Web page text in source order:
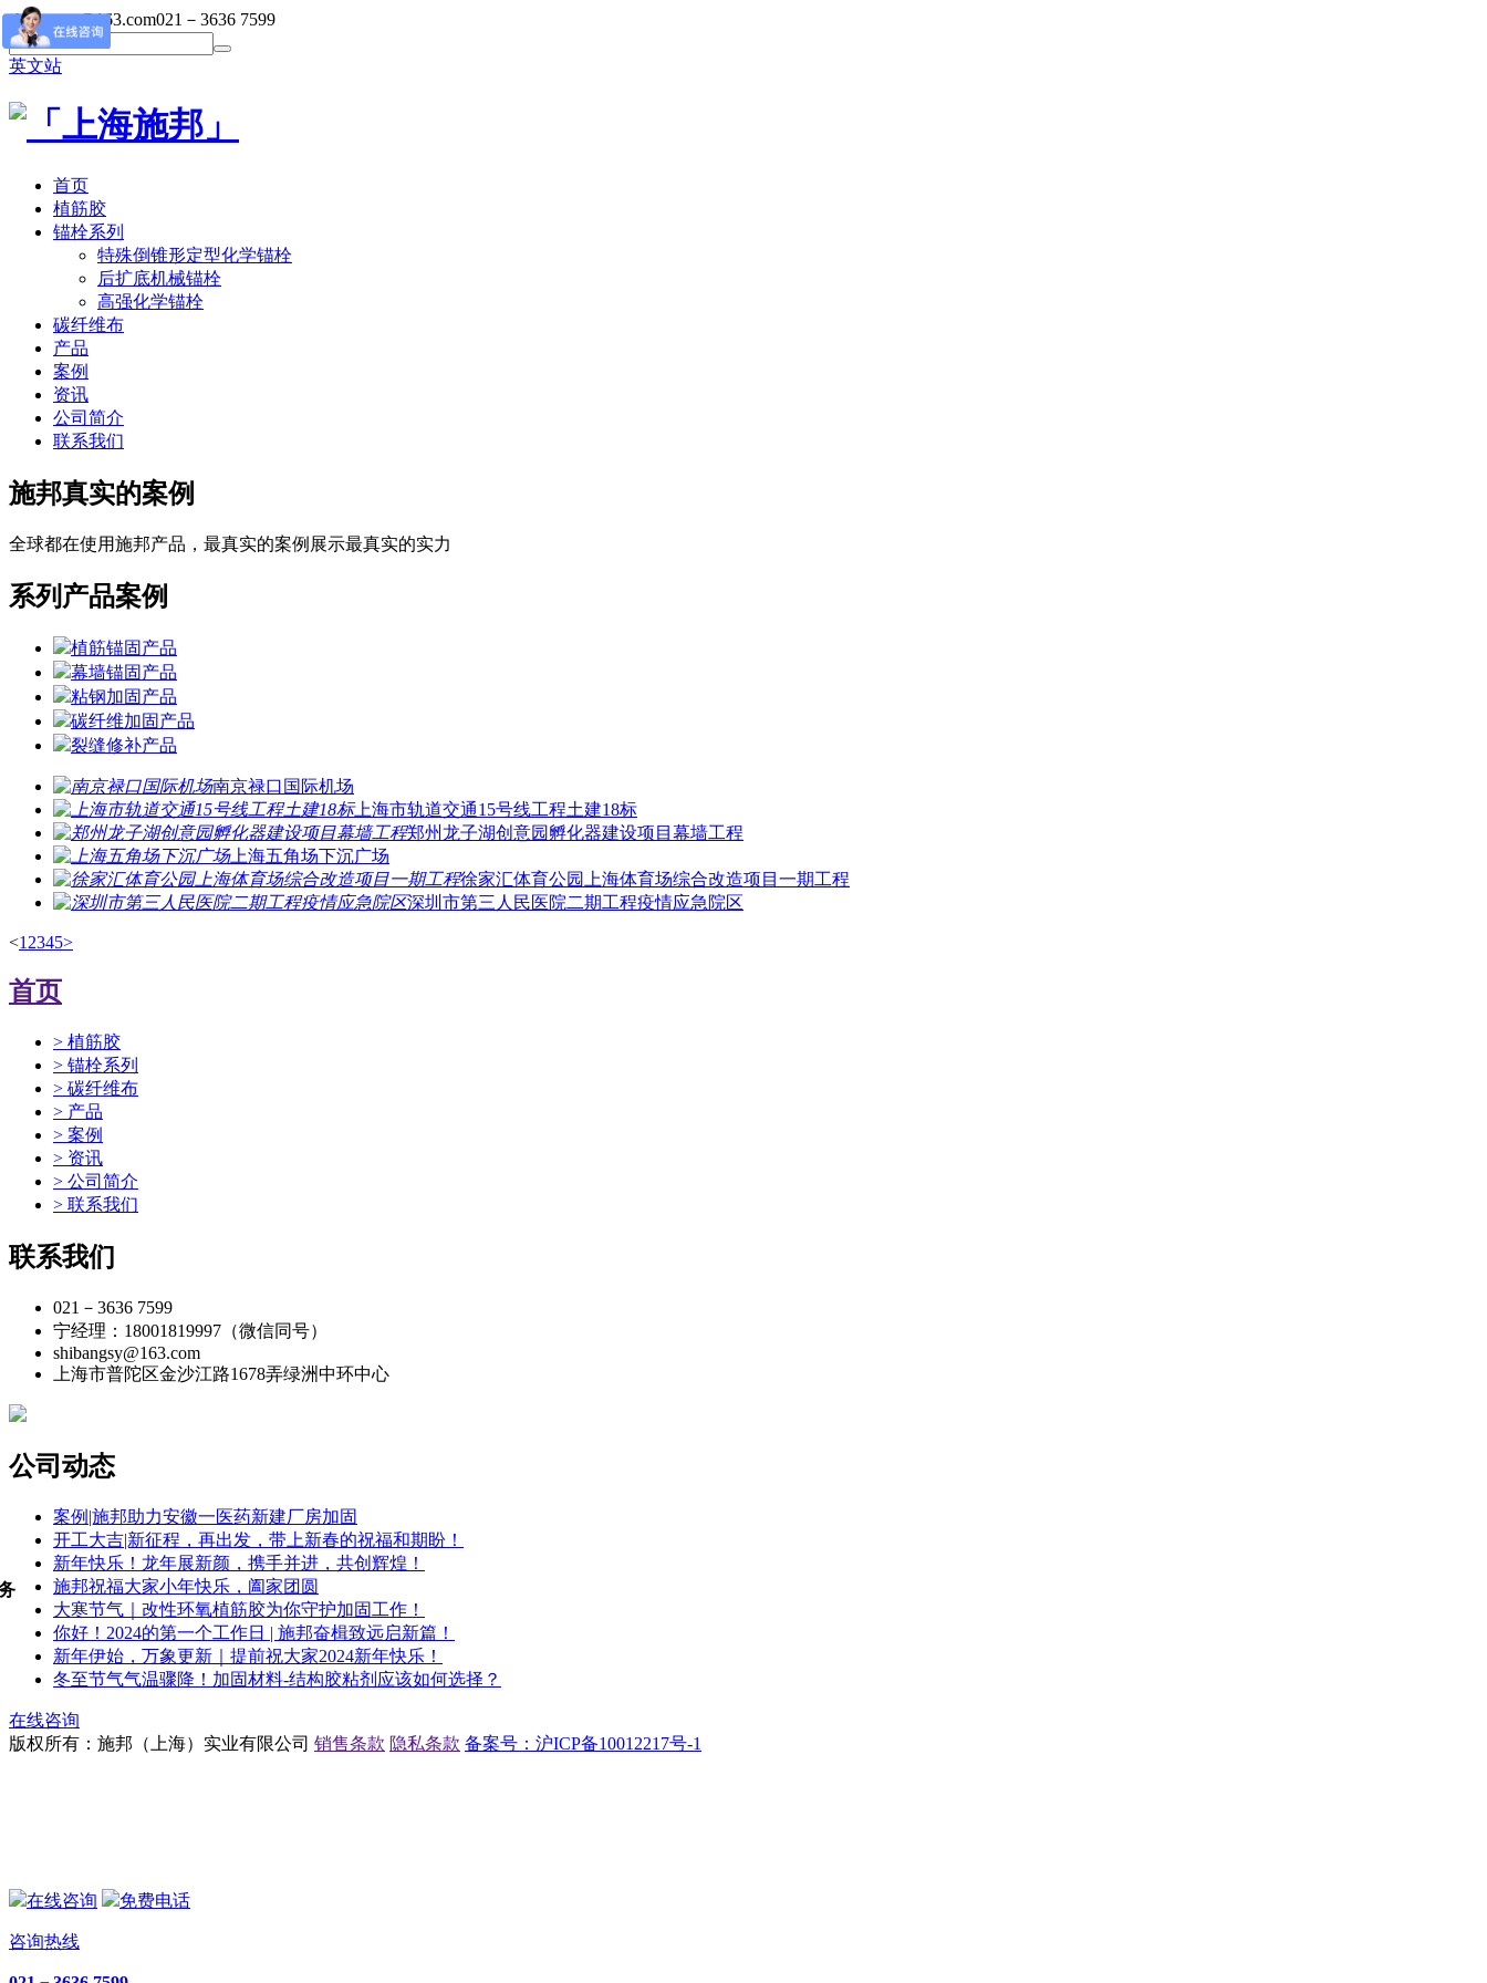
shibangsy@163.com021－3636 7599
英文站
首页
植筋胶
锚栓系列
特殊倒锥形定型化学锚栓
后扩底机械锚栓
高强化学锚栓
碳纤维布
产品
案例
资讯
公司简介
联系我们
施邦真实的案例
全球都在使用施邦产品，最真实的案例展示最真实的实力
系列产品案例
植筋锚固产品
幕墙锚固产品
粘钢加固产品
碳纤维加固产品
裂缝修补产品
南京禄口国际机场
上海市轨道交通15号线工程土建18标
郑州龙子湖创意园孵化器建设项目幕墙工程
上海五角场下沉广场
徐家汇体育公园上海体育场综合改造项目一期工程
深圳市第三人民医院二期工程疫情应急院区
<1 2345>
首页
> 植筋胶
> 锚栓系列
> 碳纤维布
> 产品
> 案例
> 资讯
> 公司简介
> 联系我们
联系我们
021－3636 7599
宁经理：18001819997（微信同号）
shibangsy@163.com
上海市普陀区金沙江路1678弄绿洲中环中心
公司动态
案例|施邦助力安徽一医药新建厂房加固
开工大吉|新征程，再出发，带上新春的祝福和期盼！
新年快乐！龙年展新颜，携手并进，共创辉煌！
施邦祝福大家小年快乐，阖家团圆
大寒节气｜改性环氧植筋胶为你守护加固工作！
你好！2024的第一个工作日 | 施邦奋楫致远启新篇！
新年伊始，万象更新｜提前祝大家2024新年快乐！
冬至节气气温骤降！加固材料-结构胶粘剂应该如何选择？
在线咨询
版权所有：施邦（上海）实业有限公司 销售条款 隐私条款 备案号：沪ICP备10012217号-1
在线咨询 免费电话
咨询热线